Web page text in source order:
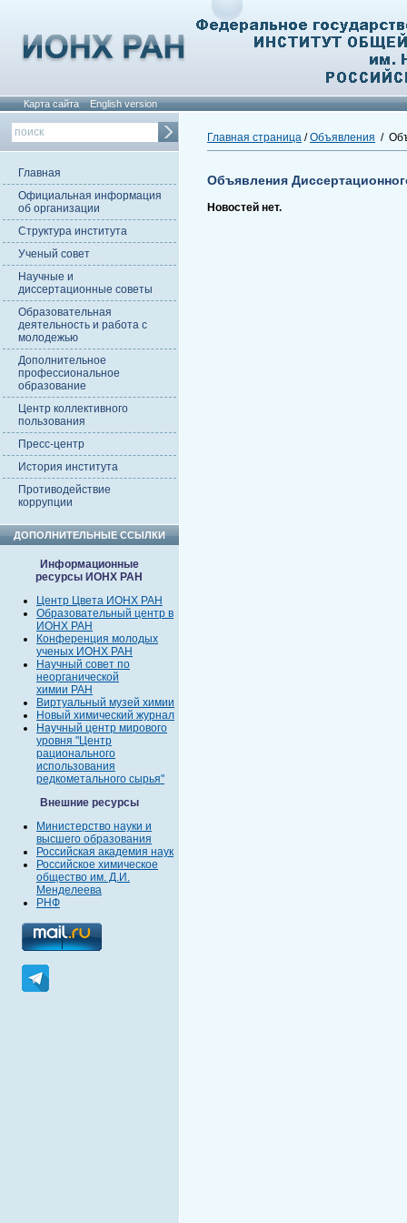
Карта сайта English version
Главная
Официальная информация
об организации
Структура института
Ученый совет
Научные и
диссертационные советы
Образовательная
деятельность и работа с
молодежью
Дополнительное
профессиональное
образование
Центр коллективного
пользования
Пресс-центр
История института
Противодействие
коррупции
ДОПОЛНИТЕЛЬНЫЕ ССЫЛКИ
Информационные
ресурсы ИОНХ РАН
Центр Цвета ИОНХ РАН
Образовательный центр в
ИОНХ РАН
Конференция молодых
ученых ИОНХ РАН
Научный совет по
неорганической
химии РАН
Виртуальный музей химии
Новый химический журнал
Научный центр мирового
уровня "Центр
рационального
использования
редкометального сырья"
Внешние ресурсы
Министерство науки и
высшего образования
Российская академия наук
Российское химическое
общество им. Д.И.
Менделеева
РНФ
Главная страница /Объявления /
Объявления
Новостей нет.